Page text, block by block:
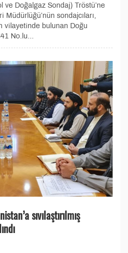
ve Doğalgaz Sondaj) Tröstü’ne
sondajcıları,
vilayetinde bulunan Doğu
No.lu...
sıvılaştırılmış